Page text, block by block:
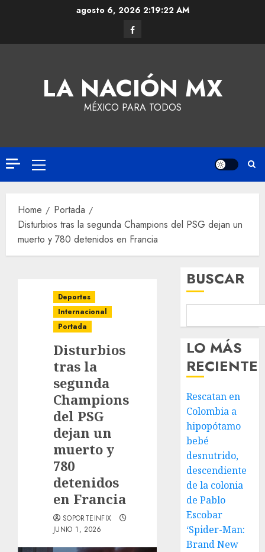
agosto 6, 2026 2:19:23 AM
LA NACIÓN MX
MÉXICO PARA TODOS
Home
Portada
Disturbios tras la segunda Champions del PSG dejan un
muerto y 780 detenidos en Francia
Deportes
Internacional
Portada
Disturbios
tras la
segunda
Champions
del PSG
dejan un
muerto y
780
detenidos
en Francia
SOPORTEINFIX
JUNIO 1, 2026
BUSCAR
LO MÁS
RECIENTE
Rescatan en
Colombia a
hipopótamo
bebé
desnutrido,
descendiente
de la colonia
de Pablo
Escobar
‘Spider-Man:
Brand New